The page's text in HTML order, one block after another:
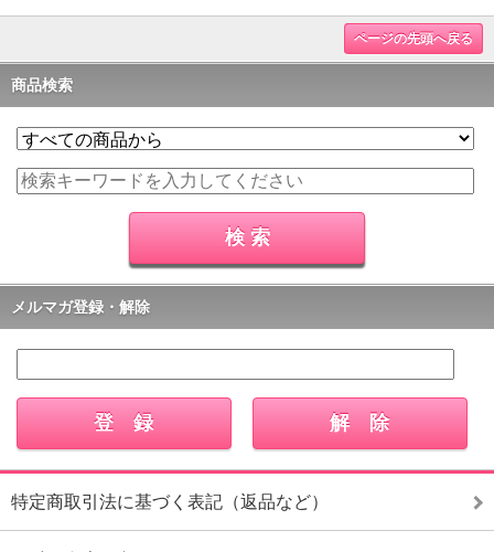
ページの先頭へ戻る
商品検索
メルマガ登録・解除
特定商取引法に基づく表記（返品など）